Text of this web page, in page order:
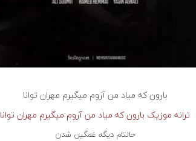
بارون که میاد من آروم میگیرم مهران توانا
ترانه موزیک بارون که میاد من آروم میگیرم مهران توانا
حالتام دیگه غمگین شدن